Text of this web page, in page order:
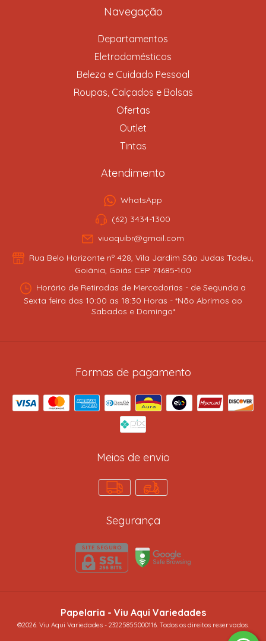
Navegação
Departamentos
Eletrodomésticos
Beleza e Cuidado Pessoal
Roupas, Calçados e Bolsas
Ofertas
Outlet
Tintas
Atendimento
WhatsApp
(62) 3434-1300
viuaquibr@gmail.com
Rua Belo Horizonte nº 428, Vila Jardim São Judas Tadeu,
Goiânia, Goiás CEP 74685-100
Horário de Retiradas de Mercadorias - de Segunda a
Sexta feira das 10:00 as 18:30 Horas - *Não Abrimos ao
Sabados e Domingo*
Formas de pagamento
Meios de envio
Segurança
Papelaria - Viu Aqui Variedades
©2026. Viu Aqui Variedades - 23225855000116. Todos os direitos reservados.